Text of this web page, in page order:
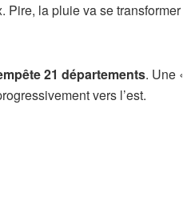
Pire, la pluie va se
21 départements. Une
vers l’est.